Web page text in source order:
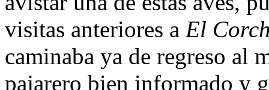
visitas anteriores a El
caminaba ya de regreso al
pajarero bien informado y